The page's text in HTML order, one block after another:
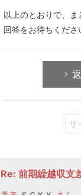
以上のとおりで、
回答をお待ちくださ
Re: 前期繰越収支